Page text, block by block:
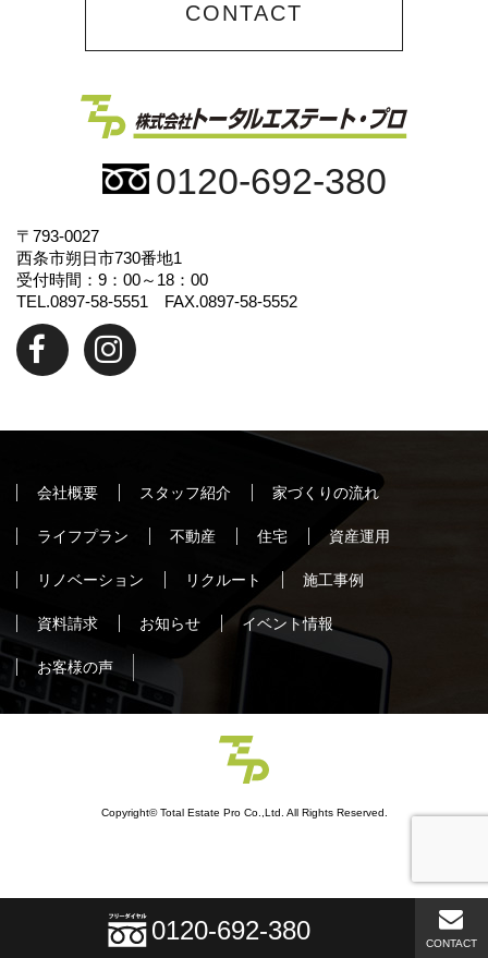
CONTACT
0120-692-380
〒793-0027
西条市朔日市730番地1
受付時間：9：00～18：00
TEL.0897-58-5551 FAX.0897-58-5552
会社概要 スタッフ紹介 家づくりの流れ
ライフプラン 不動産 住宅 資産運用
リノベーション リクルート 施工事例
資料請求 お知らせ イベント情報
お客様の声
Copyright© Total Estate Pro Co.,Ltd. All Rights Reserved.
0120-692-380 CONTACT